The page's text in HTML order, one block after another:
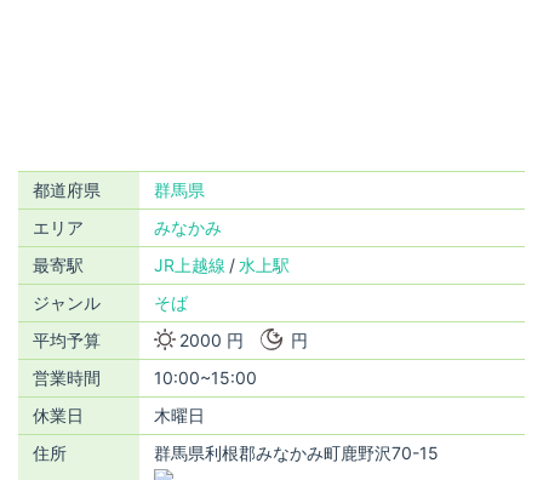
都道府県
群馬県
エリア
みなかみ
最寄駅
JR上越線
水上駅
ジャンル
そば
平均予算
2000 円
円
営業時間
10:00~15:00
休業日
木曜日
住所
群馬県利根郡みなかみ町鹿野沢70-15